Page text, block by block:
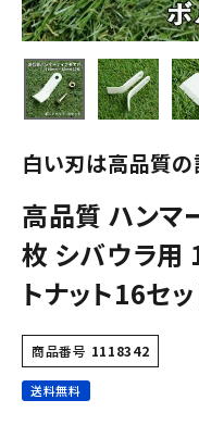
白い刃は高品質の
高品質 ハンマ
枚 シバウラ
トナット16セッ
商品番号 1118342
送料無料